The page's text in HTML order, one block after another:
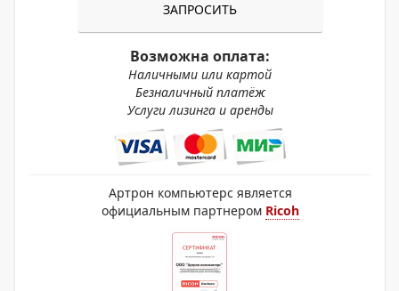
ЗАПРОСИТЬ
Возможна оплата:
Наличными или картой
Безналичный платёж
Услуги лизинга и аренды
Артрон компьютерс является
официальным партнером Ricoh